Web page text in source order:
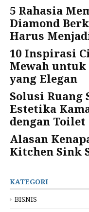
5 Rahasia
Diamond
Harus
10 Inspirasi
Mewah
yang Elegan
Solusi Ruang
Estetika
dengan
Alasan
Kitchen Sink
KATEGORI
BISNIS